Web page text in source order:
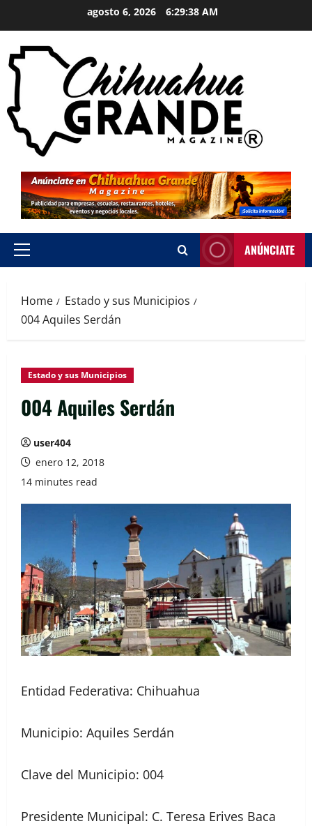
agosto 6, 2026 6:29:39 AM
ANÚNCIATE
Home
Estado y sus Municipios
004 Aquiles Serdán
Estado y sus Municipios
004 Aquiles Serdán
user404
enero 12, 2018
14 minutes read
Entidad Federativa: Chihuahua
Municipio: Aquiles Serdán
Clave del Municipio: 004
Presidente Municipal: C. Teresa Erives Baca